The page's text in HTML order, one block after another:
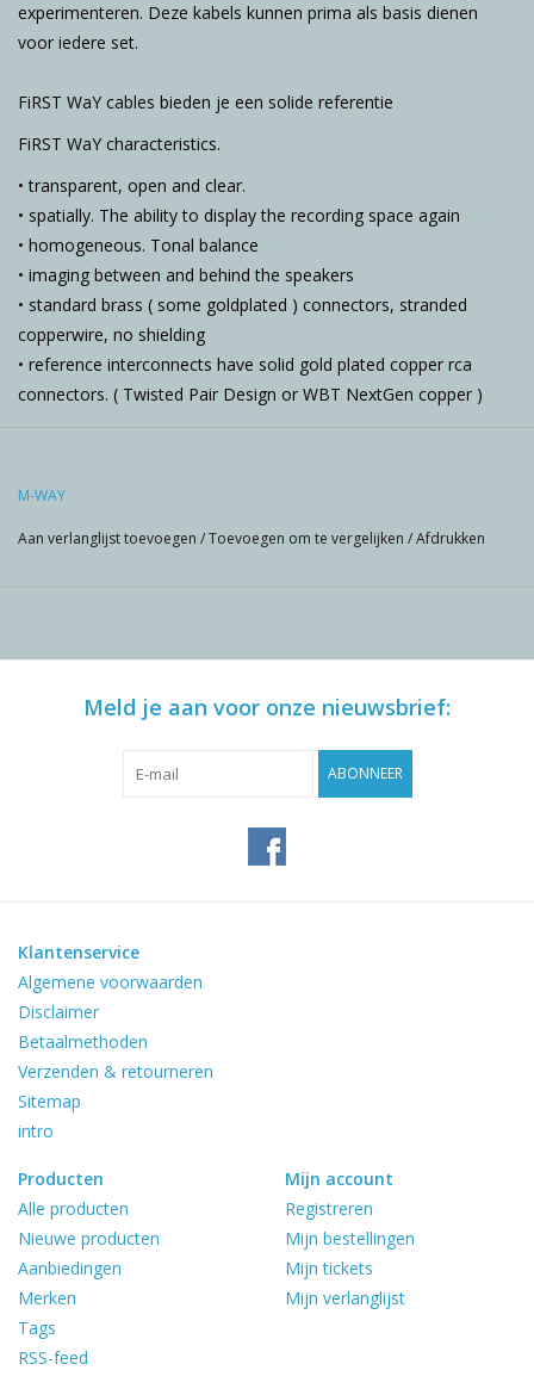
experimenteren. Deze kabels kunnen prima als basis dienen
voor iedere set.
FiRST WaY cables bieden je een solide referentie
FiRST WaY characteristics.
• transparent, open and clear.
• spatially. The ability to display the recording space again
• homogeneous. Tonal balance
• imaging between and behind the speakers
• standard brass ( some goldplated ) connectors, stranded
copperwire, no shielding
• reference interconnects have solid gold plated copper rca
connectors. ( Twisted Pair Design or WBT NextGen copper )
M-WAY
Aan verlanglijst toevoegen /Toevoegen om te vergelijken /Afdrukken
Meld je aan voor onze nieuwsbrief:
ABONNEER
Klantenservice
Algemene voorwaarden
Disclaimer
Betaalmethoden
Verzenden & retourneren
Sitemap
intro
Producten
Alle producten
Nieuwe producten
Aanbiedingen
Merken
Tags
RSS-feed
Mijn account
Registreren
Mijn bestellingen
Mijn tickets
Mijn verlanglijst